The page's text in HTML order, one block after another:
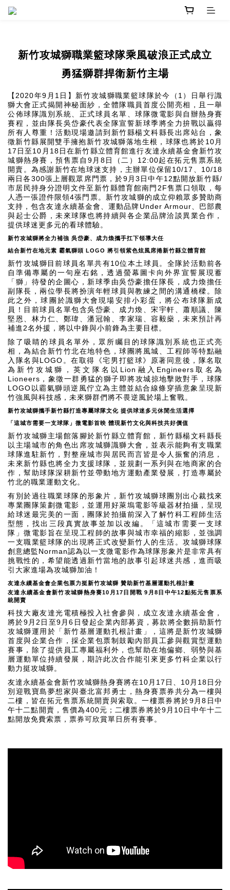
新竹攻城獅職業籃球隊乘風破浪正式成立
勇猛獅群捍衛新竹主場
【2020年9 月 1 日】新竹攻城獅職業籃球隊於今（ 1 ）日舉行識
獅大會正式揭開神秘面紗，全體隊職員首度公開亮相，且一舉
公佈球隊識別系統、正式球員名單、球隊微電影與自辦熱身賽
賽程，並由隊長吳岱豪代表全隊宣誓新球季將全力拚戰以贏得
所有人尊重！活動現場邀請到新竹縣楊文科縣長出席站台，象
徵新竹縣展開雙手擁抱新竹攻城獅落地生根，球隊也將於 10 月
17 日至 10 月 18 日在新竹縣立體育館進行友達永續基金會新竹攻
城獅熱身賽，預售票自 9 月 8 日（二） 12:00起在拓元售票系統
開賣。為感謝新竹在地球迷支持，主辦單位保留 10/17 、 10/18
兩日各 300張上層觀眾席門票，於9 月 3 日中午12點開放新竹縣/
市居民持身分證明文件至新竹縣體育館南門 2F售票口領取，每
人憑一張證件限領4張門票。新竹攻城獅的成立仰賴眾多贊助商
支持，包含友達永續基金會、運動品牌 Under Armour、巴部農
與起士公爵，未來球隊也將持續與各企業品牌洽談異業合作，
提供球迷更多元的看球體驗。
新竹攻城獅將全力補強 吳岱豪、成力煥攜手扛下領導大任
結合新竹在地元素 霸氣獅頭 LOGO 將引領紫色炫風席捲新竹縣立體育館
新竹攻城獅目前球員名單共有10位本土球員。全隊於活動前各
自準備專屬的一句座右銘，透過螢幕圖卡向外界宣誓展現蓄
「獅」待發的企圖心，新球季由吳岱豪擔任隊長，成力煥擔任
副隊長，兩位學長將扮演年輕球員與教練之間的溝通橋樑。除
此之外，球團於識獅大會現場安排小彩蛋，將公布球隊新成
員！目前球員名單包含吳岱豪、成力煥、宋宇軒、蕭順議、陳
堅恩、林力仁、鄭瑋、潘冠翰、李家瑞、容毅燊，未來預計再
補進2名外援，將以中鋒與小前鋒為主要目標。
除了吸睛的球員名單外，眾所矚目的球隊識別系統也正式亮
相，為結合新竹竹北在地特色，球團將風城、工程師等特點融
入隊名與LOGO 。在取得《宅男打籃球》原著同意後，隊名取
為新竹攻城獅，英文隊名以 Lion 融入 Engineers 取名為
Lioneers ，象徵一群勇猛的獅子即將攻城掠地擊敗對手，球隊
LOGO 以霸氣獅頭逆風佇立為主體並結合線條穿插意象呈現新
竹強風與科技感，未來獅群們將不畏逆風於場上奮戰。
新竹攻城獅攜手新竹縣打造專屬球隊文化 提供球迷多元休閒生活選擇
「這城市需要一支球隊」微電影首映 體現新竹文化與科技共好價值
新竹攻城獅主場館落腳於新竹縣立體育館，新竹縣楊文科縣長
以主場城市的角色出席攻城獅識獅大會，並表示能夠有支職業
球隊進駐新竹，對整座城市與居民而言皆是令人振奮的消息，
未來新竹縣也將全力支援球隊，並規劃一系列與在地商家的合
作，幫助球隊深耕新竹並帶動地方運動產業發展，打造專屬於
竹北的職業運動文化。
有別於過往職業球隊的形象片，新竹攻城獅球團別出心裁找來
專業團隊策劃微電影，並運用好萊塢電影等級器材拍攝，呈現
給球迷最完美的一面，團隊於拍攝前深入了解竹科工程師生活
型態，找出三段真實故事並加以改編。「這城市需要一支球
隊」微電影旨在呈現工程師的故事與城市幸福的縮影，並強調
一支職業籃球隊的出現將正式改變新竹人的生活。攻城獅球隊
創意總監 Norman認為以一支微電影作為球隊形象片是非常具有
挑戰性的，希望能透過新竹當地的故事引起球迷共感，進而吸
引大家進場為攻城獅加油！
友達永續基金會企業包票力挺新竹攻城獅 贊助新竹基層運動扎根計畫
友達永續基金會新竹攻城獅熱身賽10 月17 日開戰 9 月8 日中午12點拓元售票系
統開賣
科技大廠友達光電積極投入社會參與，成立友達永續基金會，
將於9 月 2 日至 9 月6 日發起企業內部募資，募款將全數捐助新竹
攻城獅運用於「新竹基層運動扎根計畫」，這將是新竹攻城獅
首度與企業合作，採企業包票制鼓勵內部員工參與觀賞型運動
賽事，除了提供員工專屬福利外，也幫助在地偏鄉、弱勢與基
層運動單位持續發展，期許此次合作能引來更多竹科企業以行
動力挺攻城獅。
友達永續基金會新竹攻城獅熱身賽將在10 月 17 日、 10 月 18 日分
別迎戰寶島夢想家與臺北富邦勇士，熱身賽票券共分為一樓與
二樓，皆在拓元售票系統開賣與索取。一樓票券將於9 月8 日中
午十二點開賣，售價為 400元；二樓票券將於9 月 10 日中午十二
點開放免費索票，票券可欣賞單日所有賽事。